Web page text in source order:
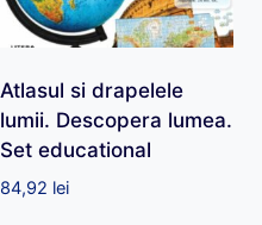
Atlasul si drapelele
lumii. Descopera lumea.
Set educational
84,92 lei